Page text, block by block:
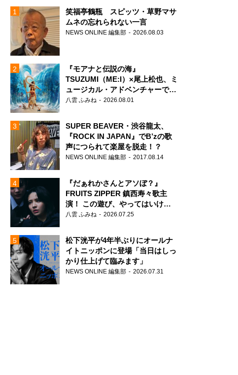
笑福亭鶴瓶 スピッツ・草野マサ
ムネの忘れられない一言
NEWS ONLINE 編集部 2026.08.03
『モアナと伝説の海』
TSUZUMI（ME:I）×尾上松也、ミ
ュージカル・アドベンチャーで美
声を響かせる
八雲 ふみね 2026.08.01
SUPER BEAVER・渋谷龍太、
『ROCK IN JAPAN』でB’zの歌
声につられて楽屋を脱走！？
NEWS ONLINE 編集部 2017.08.14
『だぁれかさんとアソぼ？』
FRUITS ZIPPER 鎮西寿々歌主
演！ この遊び、やってはいけま
せん。
八雲 ふみね 2026.07.25
松下洸平が4年半ぶりにオールナ
イトニッポンに登場「当日はしっ
かり仕上げて臨みます」
NEWS ONLINE 編集部 2026.07.31